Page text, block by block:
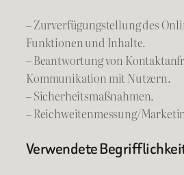
– Zurverfügungstellung des
Funktionen und Inhalte.
– Beantwortung von
Kommunikation mit Nutzern.
– Sicherheitsmaßnahmen.
– Reichweitenmessung/
Verwendete